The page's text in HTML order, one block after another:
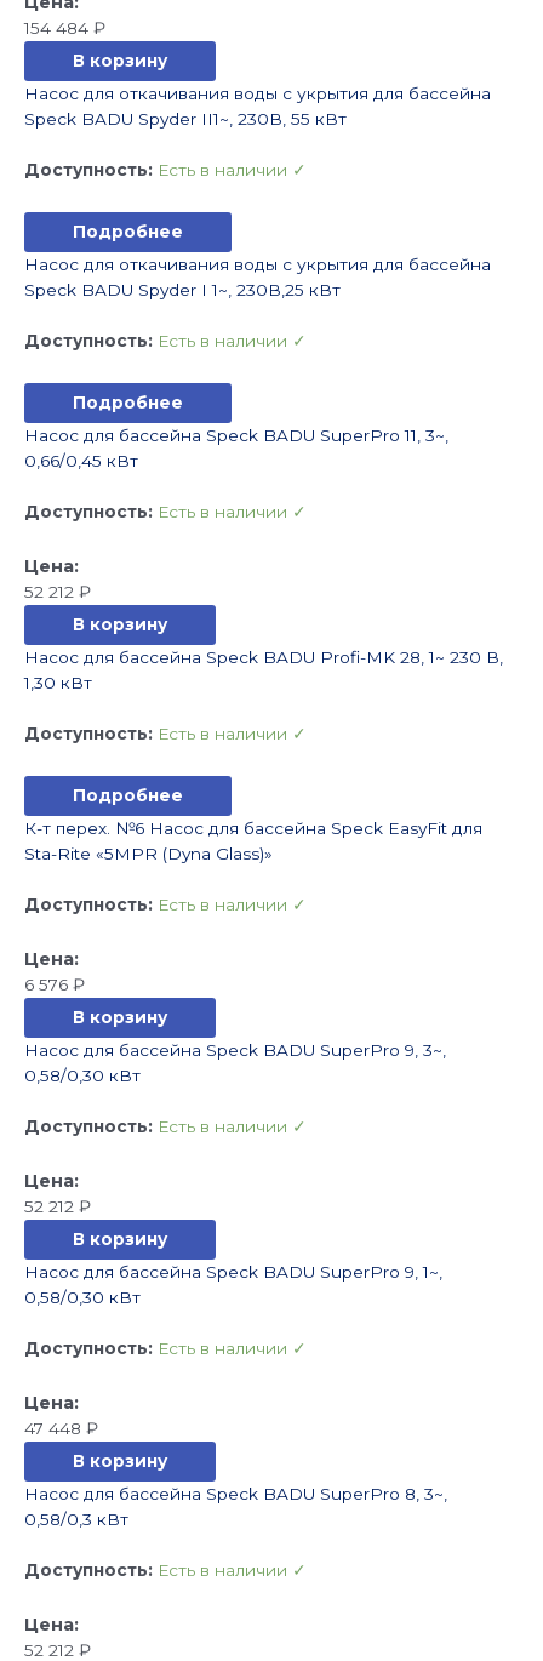
154 484 ₽
В корзину
Насос для откачивания воды с укрытия для бассейна
Speck BADU Spyder II1~, 230В, 55 кВт
Доступность: Есть в наличии ✓
Подробнее
Насос для откачивания воды с укрытия для бассейна
Speck BADU Spyder I 1~, 230В,25 кВт
Доступность: Есть в наличии ✓
Подробнее
Насос для бассейна Speck BADU SuperPro 11, 3~,
0,66/0,45 кВт
Доступность: Есть в наличии ✓
52 212 ₽
В корзину
Насос для бассейна Speck BADU Profi-MK 28, 1~ 230 В,
1,30 кВт
Доступность: Есть в наличии ✓
Подробнее
К-т перех. №6 Насос для бассейна Speck EasyFit для
Sta-Rite «5MPR (Dyna Glass)»
Доступность: Есть в наличии ✓
6 576 ₽
В корзину
Насос для бассейна Speck BADU SuperPro 9, 3~,
0,58/0,30 кВт
Доступность: Есть в наличии ✓
52 212 ₽
В корзину
Насос для бассейна Speck BADU SuperPro 9, 1~,
0,58/0,30 кВт
Доступность: Есть в наличии ✓
47 448 ₽
В корзину
Насос для бассейна Speck BADU SuperPro 8, 3~,
0,58/0,3 кВт
Доступность: Есть в наличии ✓
52 212 ₽